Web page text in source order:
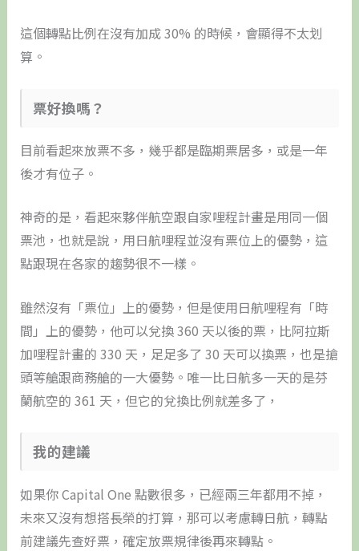
這個轉點比例在沒有加成 30% 的時候，會顯得不太划
算。
​票好換嗎？
目前看起來放票不多，幾乎都是臨期票居多，或是一年
後才有位子。
神奇的是，看起來夥伴航空跟自家哩程計畫是用同一個
票池，也就是說，用日航哩程並沒有票位上的優勢，這
點跟現在各家的趨勢很不一樣。
雖然沒有「票位」上的優勢，但是使用日航哩程有「時
間」上的優勢，他可以兌換 360 天以後的票，比阿拉斯
加哩程計畫的 330 天，足足多了 30 天可以換票，也是搶
頭等艙跟商務艙的一大優勢。唯一比日航多一天的是芬
蘭航空的 361 天，但它的兌換比例就差多了，
我的建議
如果你 Capital One 點數很多，已經兩三年都用不掉，
未來又沒有想搭長榮的打算，那可以考慮轉日航，轉點
前建議先查好票，確定放票規律後再來轉點。